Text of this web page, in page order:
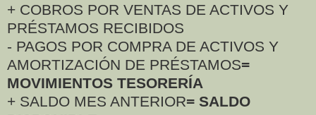
+ COBROS POR VENTAS DE ACTIVOS Y
PRÉSTAMOS RECIBIDOS
- PAGOS POR COMPRA DE ACTIVOS Y
AMORTIZACIÓN DE PRÉSTAMOS=
MOVIMIENTOS TESORERÍA
+ SALDO MES ANTERIOR= SALDO